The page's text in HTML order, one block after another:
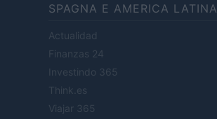
SPAGNA E AMERICA LATINA
Actualidad
Finanzas 24
Investindo 365
Think.es
Viajar 365